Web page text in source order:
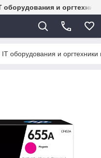
оборудования и
IT оборудования и